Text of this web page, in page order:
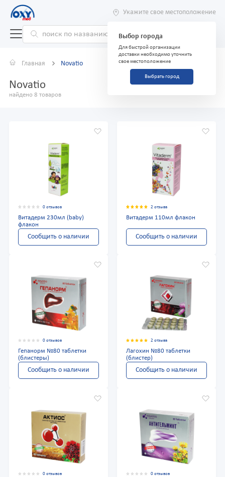
Укажите свое местоположение
Выбор города
Для быстрой организации
доставки необходимо уточнить
свое местоположение
Выбрать город
Главная Novatio
Novatio
найдено 8 товаров
0 отзывов
Витадерм 230мл (baby)
флакон
Сообщить о наличии
2 отзыва
Витадерм 110мл флакон
Сообщить о наличии
0 отзывов
Гепанорм №80 таблетки
(блистеры)
Сообщить о наличии
2 отзыва
Лагохин №80 таблетки
(блистер)
Сообщить о наличии
0 отзывов 0 отзывов